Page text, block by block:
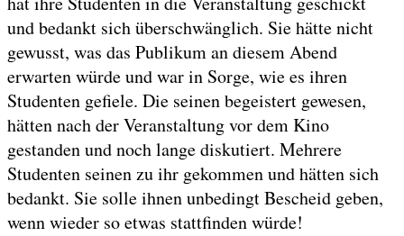
und bedankt sich überschwänglich. Sie hätte nicht
gewusst, was das Publikum an diesem Abend
erwarten würde und war in Sorge, wie es ihren
Studenten gefiele. Die seinen begeistert gewesen,
hätten nach der Veranstaltung vor dem Kino
gestanden und noch lange diskutiert. Mehrere
Studenten seinen zu ihr gekommen und hätten sich
bedankt. Sie solle ihnen unbedingt Bescheid geben,
wenn wieder so etwas stattfinden würde!